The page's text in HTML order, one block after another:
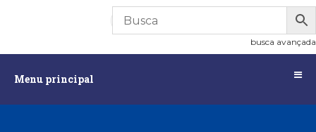
R$0,00
busca avançada
Menu principal
principalAssuntos